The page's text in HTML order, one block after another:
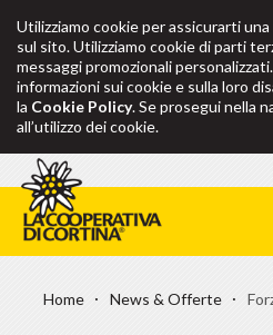
Utilizziamo cookie per assicurarti
sul sito. Utilizziamo cookie di parti
messaggi promozionali
informazioni sui cookie e sulla loro
la Cookie Policy. Se prosegui nella
all’utilizzo dei cookie.
Home News & Offerte